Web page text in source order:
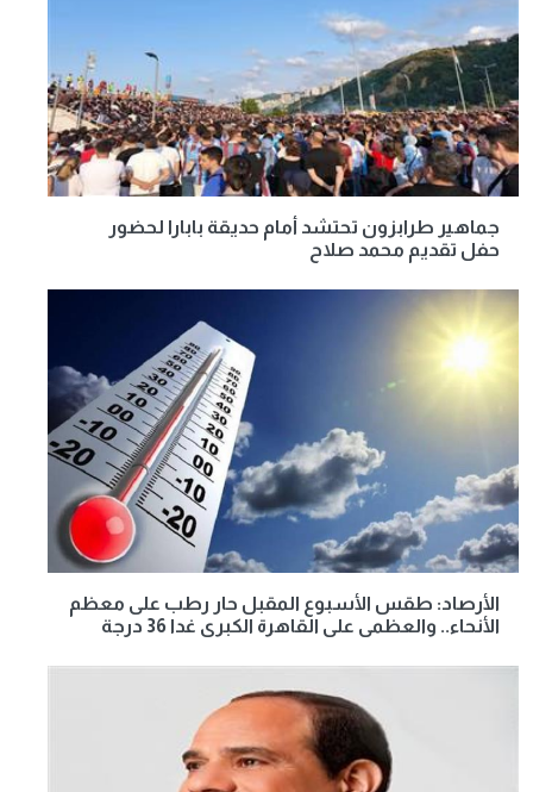
جماهير طرابزون تحتشد أمام حديقة بابارا لحضور
حفل تقديم محمد صلاح
الأرصاد: طقس الأسبوع المقبل حار رطب على معظم
الأنحاء.. والعظمى على القاهرة الكبرى غدا 36 درجة